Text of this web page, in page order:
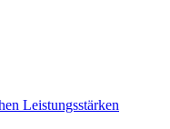
Leistungsstärken